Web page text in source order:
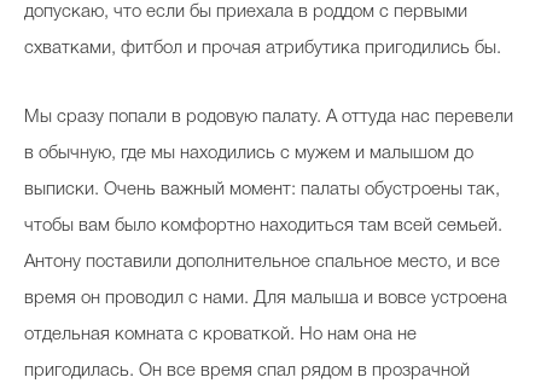
допускаю, что если бы приехала в роддом с первыми
схватками, фитбол и прочая атрибутика пригодились бы.
Мы сразу попали в родовую палату. А оттуда нас перевели
в обычную, где мы находились с мужем и малышом до
выписки. Очень важный момент: палаты обустроены так,
чтобы вам было комфортно находиться там всей семьей.
Антону поставили дополнительное спальное место, и все
время он проводил с нами. Для малыша и вовсе устроена
отдельная комната с кроваткой. Но нам она не
пригодилась. Он все время спал рядом в прозрачной